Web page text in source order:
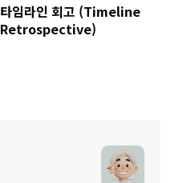
타임라인 회고 (Timeline
Retrospective)